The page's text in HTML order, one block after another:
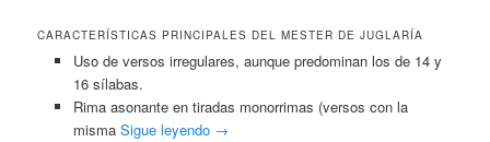
CARACTERÍSTICAS PRINCIPALES DEL MESTER DE JUGLARÍA
Uso de versos irregulares, aunque predominan los de 14 y
16 sílabas.
Rima asonante en tiradas monorrimas (versos con la
misma Sigue leyendo →